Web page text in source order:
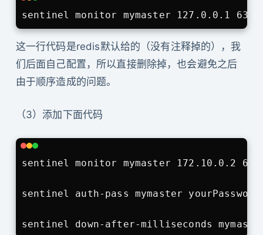
这一行代码是redis默认给的（没有注释掉的），我
们后面自己配置，所以直接删除掉，也会避免之后
由于顺序造成的问题。
（3）添加下面代码
sentinel monitor mymaster 172.10.0.2
sentinel auth-pass mymaster